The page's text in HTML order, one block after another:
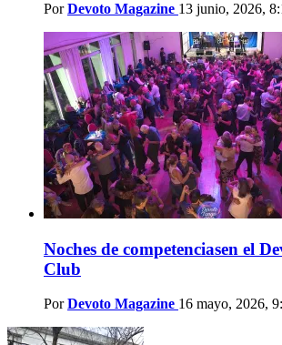
Por Devoto Magazine 13 junio, 2026,
Noches de competenciasen el
Club
Por Devoto Magazine 16 mayo, 2026,